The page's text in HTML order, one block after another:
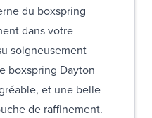
du boxspring
dans votre
soigneusement
boxspring Dayton
et une belle
de raffinement.